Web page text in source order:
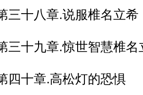
三十八章.说服椎名立希
三十九章.惊世智慧椎名
四十章.高松灯的恐惧